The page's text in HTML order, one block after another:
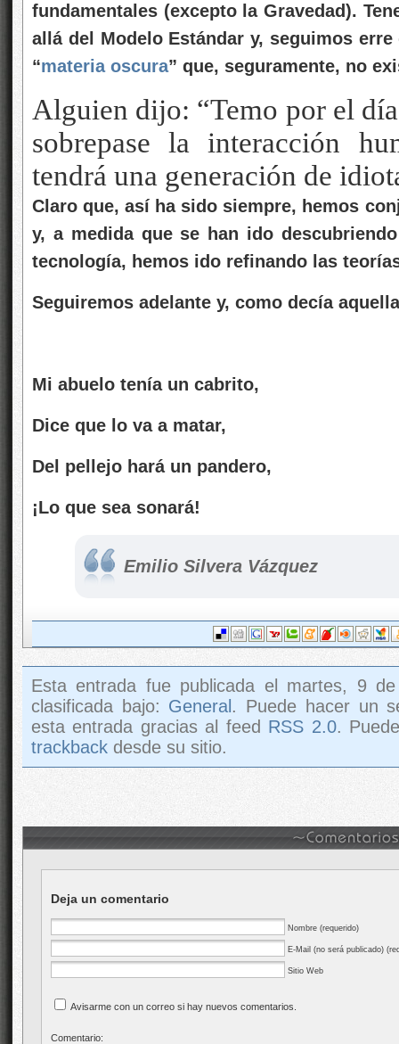
fundamentales (excepto la Gravedad).
allá del Modelo Estándar y, seguimos
“materia oscura” que, seguramente, no
Alguien dijo: “Temo por el
sobrepase la interacción
tendrá una generación de
Claro que, así ha sido siempre, hemos
y, a medida que se han ido
tecnología, hemos ido refinando las
Seguiremos adelante y, como decía
Mi abuelo tenía un cabrito,
Dice que lo va a matar,
Del pellejo hará un pandero,
¡Lo que sea sonará!
Emilio Silvera Vázquez
Esta entrada fue publicada el martes, 9
clasificada bajo: General . Puede hacer un
esta entrada gracias al feed RSS 2.0.
trackback desde su sitio.
Deja un comentario
Nombre (requerido)
E-Mail (no será publicado)
Sitio Web
Avisarme con un correo si hay nuevos comentarios.
Comentario: